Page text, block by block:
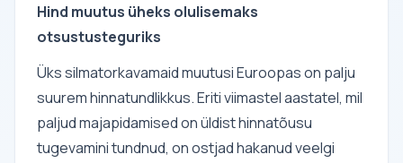
Hind muutus üheks olulisemaks
otsustusteguriks
Üks silmatorkavamaid muutusi Euroopas on palju
suurem hinnatundlikkus. Eriti viimastel aastatel, mil
paljud majapidamised on üldist hinnatõusu
tugevamini tundnud, on ostjad hakanud veelgi